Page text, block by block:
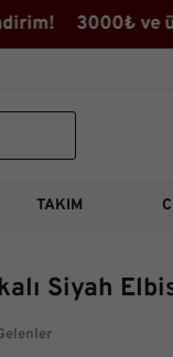
ve
TAKIM
Siyah